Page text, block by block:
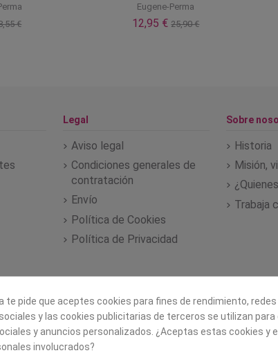
€
Eugene-Perma
12,95 €25,90 €
Legal
Aviso legal
Condiciones generales de
contratación
Envío
Política de Cookies
Política de Privacidad
Sobre
Historia
Misión,
Trabaja
te pide que aceptes cookies para fines de rendimiento,
y las cookies publicitarias de terceros se utilizan
y anuncios personalizados. ¿Aceptas estas cookies y
involucrados?